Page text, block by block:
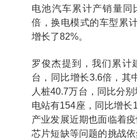
电池汽车累计产销量同
倍，换电模式的车型累
增长了82%。
罗俊杰提到，我们累计
台，同比增长3.6倍，其
人桩40.7万台，同比分
电站有154座，同比增长
产业发展近期也面临着
芯片短缺等问题的挑战